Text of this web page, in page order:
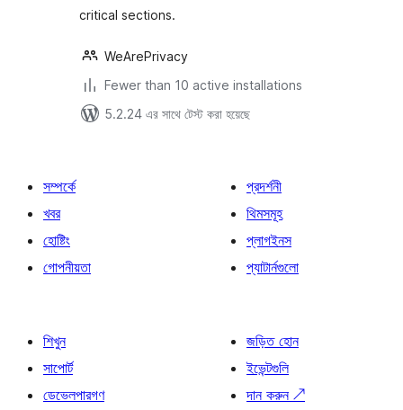
critical sections.
WeArePrivacy
Fewer than 10 active installations
5.2.24 এর সাথে টেস্ট করা হয়েছে
সম্পর্কে
খবর
হোষ্টিং
গোপনীয়তা
প্রদর্শনী
থিমসমূহ
প্লাগইনস
প্যাটার্নগুলো
শিখুন
সাপোর্ট
ডেভেলপারগণ
জড়িত হোন
ইভেন্টগুলি
দান করুন ↗